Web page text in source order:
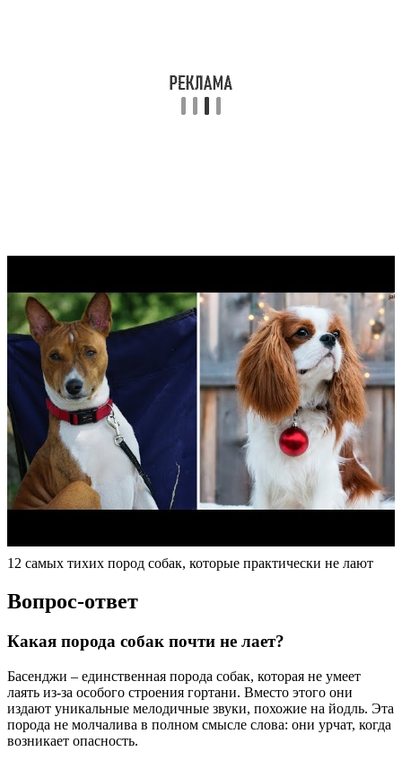
12 самых тихих пород собак, которые практически не лают
Вопрос-ответ
Какая порода собак почти не лает?
Басенджи – единственная порода собак, которая не умеет
лаять из-за особого строения гортани. Вместо этого они
издают уникальные мелодичные звуки, похожие на йодль. Эта
порода не молчалива в полном смысле слова: они урчат, когда
возникает опасность.